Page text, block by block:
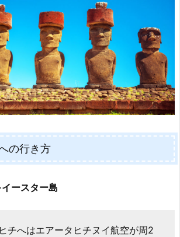
の行き方
ースター島
チへはエアータヒチヌイ航空が周2